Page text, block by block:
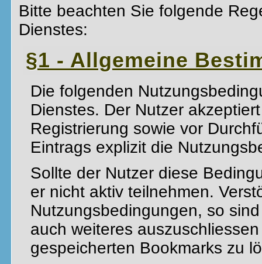
Bitte beachten Sie folgende
Dienstes:
§1 - Allgemeine
Die folgenden
Dienstes. Der Nutzer
Registrierung sowie vor
Eintrags explizit die
Sollte der Nutzer diese
er nicht aktiv teilnehmen.
Nutzungsbedingungen, so
auch weiteres
gespeicherten Bookmarks zu